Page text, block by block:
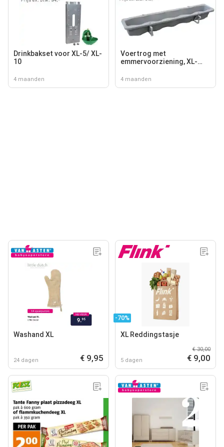
Drinkbakset voor XL-5/ XL-
10
4 maanden
Voertrog met
emmervoorziening, XL-
4 maanden
Washand XL
24 dagen € 9,95
-70%
XL Reddingstasje
5 dagen
€ 30,00
€ 9,00